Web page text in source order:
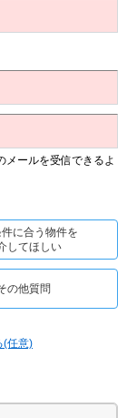
ールを受信できるよ
に合う物件を
してほしい
の他質問
(任意)